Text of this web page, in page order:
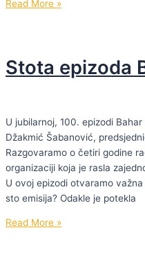
2.
Read More »
Stota epizoda
U jubilarnoj, 100. epizodi
Džakmić Šabanović,
Razgovaramo o četiri godine
organizaciji koja je rasla
U ovoj epizodi otvaramo
sto emisija? Odakle je potekla
Stota
Read More »